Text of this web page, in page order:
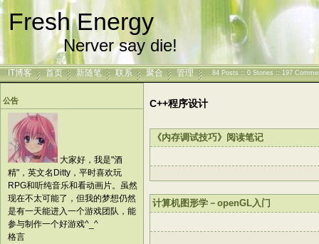
Fresh Energy
Nerver say die!
IT博客 首页 新随笔 联系 聚合 管理 84 Posts :: 0 Stories :: 197
公告
大家好，我是"酒
精"，英文名Ditty，平时喜欢玩
RPG和听纯音乐和看动画片。虽然
现在不太可能了，但我的梦想仍然
是有一天能进入一个游戏团队，能
参与制作一个好游戏^_^
格言
C++程序设计
《内存调试技巧》阅读笔记
计算机图形学－openGL入门